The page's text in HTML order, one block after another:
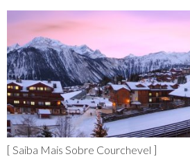
[ Saiba Mais Sobre Courchevel ]